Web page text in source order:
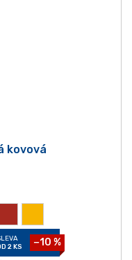
kovová
2 KS
−10 %